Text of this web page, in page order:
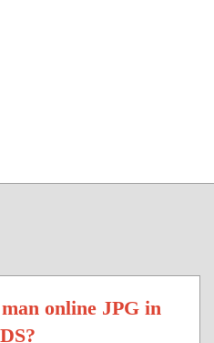
online JPG in